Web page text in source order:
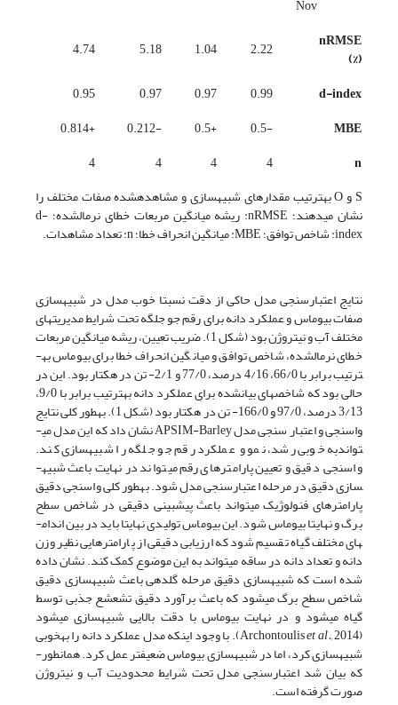
Nov
nRMSE
(%)
2.22
1.04
5.18
4.74
d-index
0.99
0.97
0.97
0.95
MBE
-0.5
+0.5
-0.212
+0.814
n
4
4
4
4
S و O به­ترتیب مقدارهای شبیه­سازی و مشاهده­شده صفات مختلف را
نشان می­دهند؛ nRMSE: ریشه میانگین مربعات خطای نرمال­شده؛ d-
index: شاخص توافق؛ MBE: میانگین انحراف خطا؛ n: تعداد مشاهدات.
نتایج اعتبارسنجی مدل حاکی از دقت نسبتا خوب مدل در شبیه­سازی
صفات بیوماس و عملکرد دانه برای رقم جو جلگه تحت شرایط مدیریت­های
مختلف آب و نیتروژن بود (شکل 1). ضریب تعیین، ریشه میانگین مربعات
خطای نرمال­شده، شاخص توافق و میانگین انحراف خطا برای بیوماس به­
ترتیب برابر با 66/0، 4/16 درصد، 77/0 و 2/1- تن در هکتار بود. این در
حالی بود که شاخص­های بیان­شده برای عملکرد دانه به­ترتیب برابر با 9/0،
3/13 درصد، 97/0 و 166/0- تن در هکتار بود (شکل 1). به­طور کلی نتایج
واسنجی و اعتبار سنجی مدل APSIM-Barley نشان داد که این مدل می­
تواند­به خوبی رشد، نمو و عملکرد رقم جو جلگه را شبیه­سازی کند.
واسنجی دقیق و تعیین پارامترهای رقم می­تواند در نهایت باعث شبیه­
سازی دقیق در مرحله اعتبارسنجی مدل شود. به­طور کلی واسنجی دقیق
پارامترهای فنولوژیک می­تواند باعث پیش­بینی دقیقی در شاخص سطح
برگ و نهایتا بیوماس شود. این بیوماس تولیدی نهایتا باید در بین اندام­
های مختلف گیاه تقسیم شود که ارزیابی دقیقی از پارامترهایی نظیر وزن
دانه و تعداد دانه در ساقه می­تواند به این موضوع کمک کند. نشان داده
شده است که شبیه­سازی دقیق مرحله گلدهی باعث شبیه­سازی دقیق
شاخص سطح برگ می­شود که باعث برآورد دقیق تشعشع جذبی توسط
گیاه می­شود و در نهایت بیوماس با دقت بالایی شبیه­سازی می­شود
(Archontoulis
et al., 2014). با وجود اینکه مدل عملکرد دانه را به­خوبی
شبیه­سازی کرد، اما در شبیه­سازی بیوماس ضعیف­تر عمل کرد. همان­طور­
که بیان شد اعتبارسنجی مدل تحت شرایط محدودیت آب و نیتروژن
صورت گرفته است.